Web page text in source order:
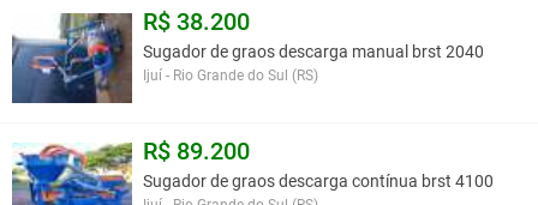
R$ 38.200
Sugador de graos descarga manual brst 2040
Ijuí - Rio Grande do Sul (RS)
R$ 89.200
Sugador de graos descarga contínua brst 4100